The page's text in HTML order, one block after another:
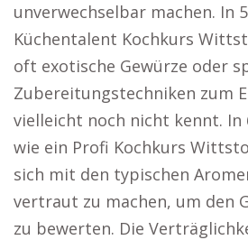
unverwechselbar machen. In
Küchentalent Kochkurs
oft exotische Gewürze oder
Zubereitungstechniken zum
vielleicht noch nicht kennt. In
wie ein Profi Kochkurs
sich mit den typischen
vertraut zu machen, um den
zu bewerten. Die